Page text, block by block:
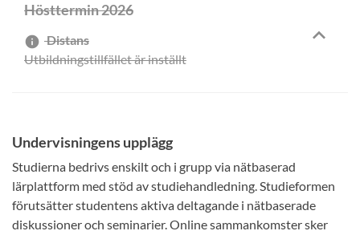
Hösttermin 2026
info Distans
Utbildningstillfället är inställt
Undervisningens upplägg
Studierna bedrivs enskilt och i grupp via nätbaserad
lärplattform med stöd av studiehandledning. Studieformen
förutsätter studentens aktiva deltagande i nätbaserade
diskussioner och seminarier. Online sammankomster sker